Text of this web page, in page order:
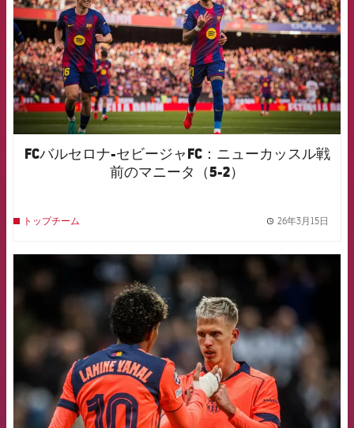
FCバルセロナ-セビージャFC：ニューカッスル戦
前のマニータ（5-2）
トップチーム 26年3月15日
FCB Barcelona badge